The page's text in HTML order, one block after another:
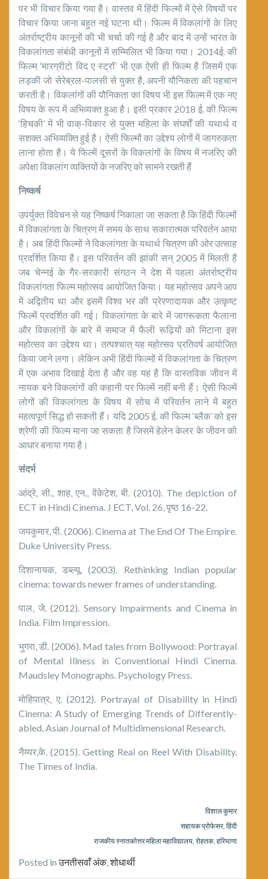
पर भी विचार किया गया है। वास्तव में हिंदी फिल्मों में ऐसे विषयों पर
विचार किया जाना बहुत नई घटना थी। फिल्म में विकलांगों के लिए
अंतर्राष्ट्रीय कानूनों की भी चर्चा की गई है और बाद में उन्हें भारत के
विकलांगता संबंधी कानूनों में सम्मिलित भी किया गया। 2014ई. की
फिल्म ‘मारग्रीटो विद ए स्ट्रॉ’ भी एक ऐसी ही फिल्म है जिसमें एक
लड़की जो सेरेब्रल-पालसी से युक्त है, अपनी यौनिकता की पहचान
करती है। विकलांगों की यौनिकता का विषय भी इस फिल्म में एक नए
विषय के रूप में अभिव्यक्त हुआ है। इसी प्रकार 2018 ई. की फिल्म
‘हिचकी’ में भी वाक्-विकार से युक्त महिला के संघर्षों की यथार्थ व
सशक्त अभिव्यक्ति हुई है। ऐसी फिल्मों का उद्देश्य लोगों में जागरुकता
लाना होता है। ये फिल्में दूसरों के विकलांगों के विषय में नजरिए की
अपेक्षा विकलांग व्यक्तियों के नजरिए को सामने रखती हैं
निष्कर्ष
उपर्युक्त विवेचन से यह निष्कर्ष निकाला जा सकता है कि हिंदी फिल्मों
में विकलांगता के चित्रण में समय के साथ सकारात्मक परिवर्तन आया
है। अब हिंदी फिल्मों ने विकलांगता के यथार्थ चित्रण की ओर उत्साह
प्रदर्शित किया है। इस परिवर्तन की झांकी सन् 2005 में मिलती है
जब चेन्नई के गैर-सरकारी संगठन ने देश में पहला अंतर्राष्ट्रीय
विकलांगता फिल्म महोत्सव आयोजित किया। यह महोत्सव अपने आप
में अद्वितीय था और इसमें विश्व भर की प्रेरणादायक और उत्कृष्ट
फिल्में प्रदर्शित की गई। विकलांगता के बारे में जागरूकता फैलाना
और विकलांगों के बारे में समाज में फैली रूढ़ियों को मिटाना इस
महोत्सव का उद्देश्य था। तत्पश्चात् यह महोत्सव प्रतिवर्ष आयोजित
किया जाने लगा। लेकिन अभी हिंदी फिल्मों में विकलांगता के चित्रण
में एक अभाव दिखाई देता है और वह यह है कि वास्तविक जीवन में
नायक बने विकलांगों की कहानी पर फिल्में नहीं बनी हैं। ऐसी फिल्में
लोगों की विकलांगता के विषय में सोच में परिवर्तन लाने में बहुत
महत्वपूर्ण सिद्ध हो सकती हैं। यदि 2005 ई. की फिल्म ‘ब्लैक’ को इस
श्रेणी की फिल्म माना जा सकता है जिसमें हेलेन केलर के जीवन को
आधार बनाया गया है।
संदर्भ
आंद्रे, सी., शाह, एन., वेंकेटेश, बी. (2010). The depiction of
ECT in Hindi Cinema. J ECT, Vol. 26, पृष्ठ 16-22.
जयकुमार, पी. (2006). Cinema at The End Of The Empire.
Duke University Press.
दिशानायक, डब्ल्यू. (2003). Rethinking Indian popular
cinema: towards newer frames of understanding.
पाल, जे. (2012). Sensory Impairments and Cinema in
India. Film Impression.
भुगरा, डी. (2006). Mad tales from Bollywood: Portrayal
of Mental Illness in Conventional Hindi Cinema.
Maudsley Monographs. Psychology Press.
मोहिपात्र, ए. (2012). Portrayal of Disability in Hindi
Cinema: A Study of Emerging Trends of Differently-
abled. Asian Journal of Multidimensional Research.
नैय्यर,के. (2015). Getting Real on Reel With Disability.
The Times of India.
विशाल कुमार
सहायक प्रोफेसर, हिंदी
राजकीय स्नातकोत्तर महिला महाविद्यालय, रोहतक, हरियाणा
Posted inउनतीसवाँ अंक,शोधार्थी